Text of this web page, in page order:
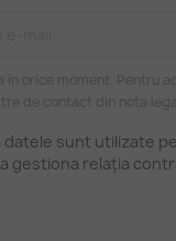
în orice moment. Pentru
de contact din nota
datele sunt utilizate
a gestiona relația